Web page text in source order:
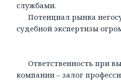
службами.
Потенциал рынка
судебной экспертизы
Ответственность при
компании – залог